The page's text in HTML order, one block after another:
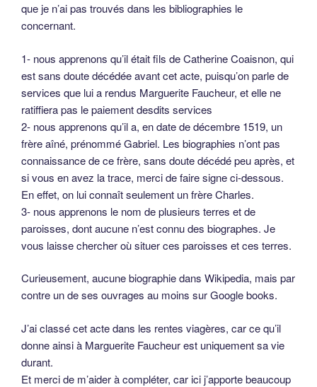
que je n’ai pas trouvés dans les bibliographies le
concernant.
1- nous apprenons qu’il était fils de Catherine Coaisnon, qui
est sans doute décédée avant cet acte, puisqu’on parle de
services que lui a rendus Marguerite Faucheur, et elle ne
ratiffiera pas le paiement desdits services
2- nous apprenons qu’il a, en date de décembre 1519, un
frère aîné, prénommé Gabriel. Les biographies n’ont pas
connaissance de ce frère, sans doute décédé peu après, et
si vous en avez la trace, merci de faire signe ci-dessous.
En effet, on lui connaît seulement un frère Charles.
3- nous apprenons le nom de plusieurs terres et de
paroisses, dont aucune n’est connu des biographes. Je
vous laisse chercher où situer ces paroisses et ces terres.
Curieusement, aucune biographie dans Wikipedia, mais par
contre un de ses ouvrages au moins sur Google books.
J’ai classé cet acte dans les rentes viagères, car ce qu’il
donne ainsi à Marguerite Faucheur est uniquement sa vie
durant.
Et merci de m’aider à compléter, car ici j’apporte beaucoup